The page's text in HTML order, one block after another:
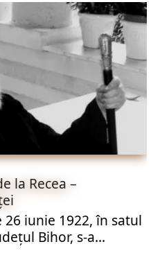
la Recea –
iunie 1922, în satul
Bihor, s-a...